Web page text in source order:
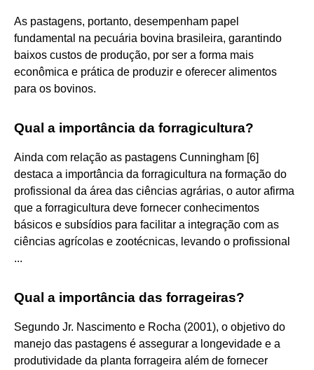
As pastagens, portanto, desempenham papel
fundamental na pecuária bovina brasileira, garantindo
baixos custos de produção, por ser a forma mais
econômica e prática de produzir e oferecer alimentos
para os bovinos.
Qual a importância da forragicultura?
Ainda com relação as pastagens Cunningham [6]
destaca a importância da forragicultura na formação do
profissional da área das ciências agrárias, o autor afirma
que a forragicultura deve fornecer conhecimentos
básicos e subsídios para facilitar a integração com as
ciências agrícolas e zootécnicas, levando o profissional
...
Qual a importância das forrageiras?
Segundo Jr. Nascimento e Rocha (2001), o objetivo do
manejo das pastagens é assegurar a longevidade e a
produtividade da planta forrageira além de fornecer